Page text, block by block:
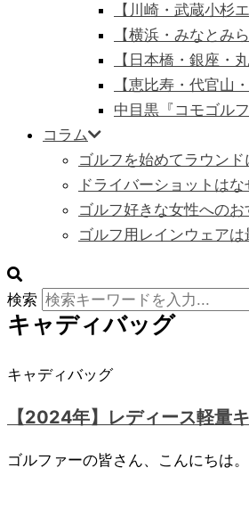
【川崎・武蔵小杉
【横浜・みなとみ
【日本橋・銀座・
【恵比寿・代官山
中目黒『コモゴル
コラム
ゴルフを始めてラウン
ドライバーショットは
ゴルフ好きな女性へのお
ゴルフ用レインウェア
検索
キャディバッグ
キャディバッグ
【2024年】レディース軽量
ゴルファーの皆さん、こんにちは